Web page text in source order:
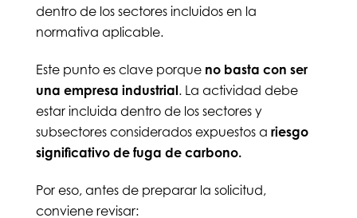
dentro de los sectores incluidos en la
normativa aplicable.
Este punto es clave porque no basta con ser
una empresa industrial. La actividad debe
estar incluida dentro de los sectores y
subsectores considerados expuestos a riesgo
significativo de fuga de carbono.
Por eso, antes de preparar la solicitud,
conviene revisar: